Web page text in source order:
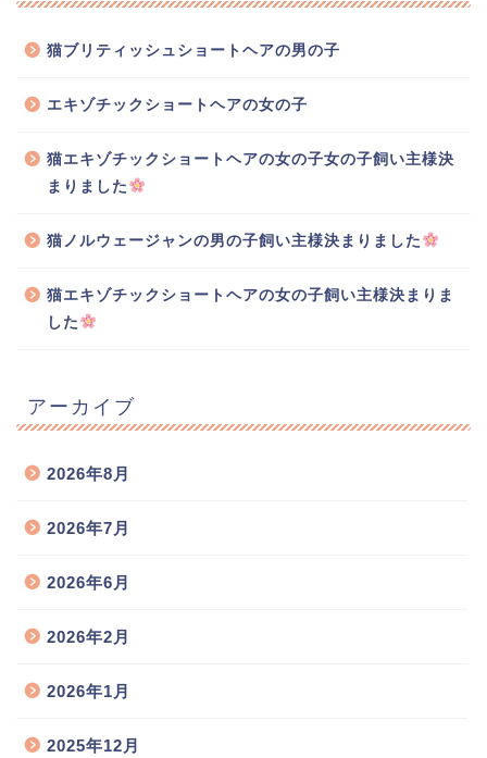
猫ブリティッシュショートヘアの男の子
エキゾチックショートヘアの女の子
猫エキゾチックショートヘアの女の子女の子飼い主様決
まりました
猫ノルウェージャンの男の子飼い主様決まりました
猫エキゾチックショートヘアの女の子飼い主様決まりま
した
アーカイブ
2026年8月
2026年7月
2026年6月
2026年2月
2026年1月
2025年12月